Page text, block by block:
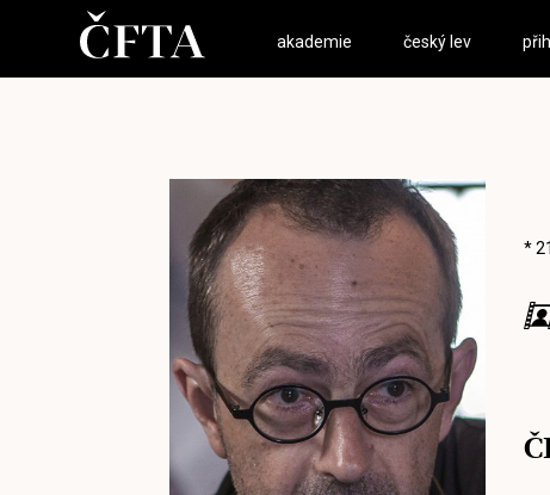
akademie český lev
*